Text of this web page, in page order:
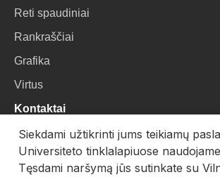
Reti spaudiniai
Rankraščiai
Grafika
Virtus
Kontaktai
VU Biblioteka
Universiteto g. 3, LT-01122, Vilnius
Siekdami užtikrinti jums teikiamų
Universiteto tinklalapiuose
Tęsdami naršymą jūs sutinkate su